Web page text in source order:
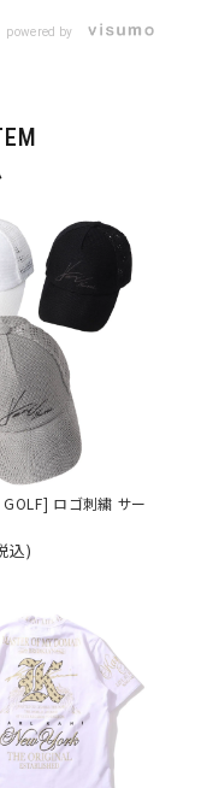
search
L
XXXL
32inc
38inc
powered by
ロゴ刺繍 サー
込)